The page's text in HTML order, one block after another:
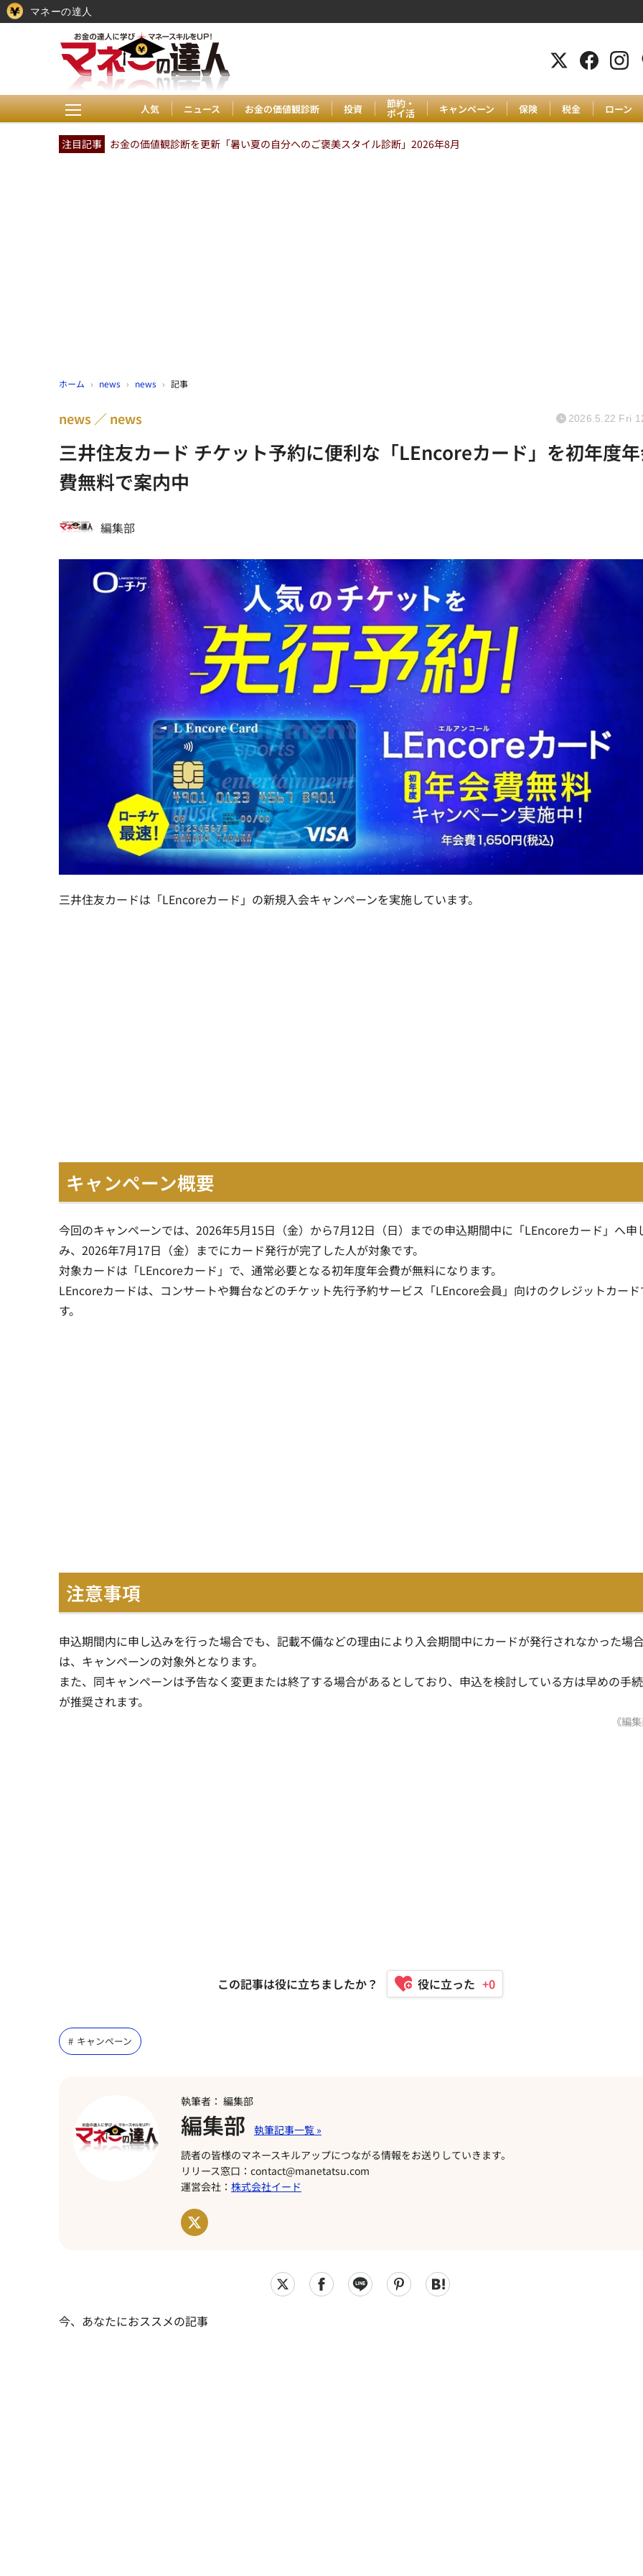
人気 ニュース お金の価値観診断 投資 節約・
ポイ活 キャンペーン 保険 税金 ローン
注目記事 お金の価値観診断を更新「暑い夏の自分へのご褒美スタイル診断」2026年8月
ホーム › news › news › 記事
三井住友カード チケット予約に便利な「LEncoreカード」を初年度
費無料で案内中
news news 2026.5.22 Fri
編集部
三井住友カードは「LEncoreカード」の新規入会キャンペーンを実施しています。
キャンペーン概要
今回のキャンペーンでは、2026年5月15日（金）から7月12日（日）までの申込期間中に「LEncoreカード」へ申
み、2026年7月17日（金）までにカード発行が完了した人が対象です。
対象カードは「LEncoreカード」で、通常必要となる初年度年会費が無料になります。
LEncoreカードは、コンサートや舞台などのチケット先行予約サービス「LEncore会員」向けのクレジットカー
す。
注意事項
申込期間内に申し込みを行った場合でも、記載不備などの理由により入会期間中にカードが発行されなかった場
は、キャンペーンの対象外となります。
また、同キャンペーンは予告なく変更または終了する場合があるとしており、申込を検討している方は早めの手
が推奨されます。
《編
この記事は役に立ちましたか？ +0
キャンペーン
執筆者： 編集部
編集部
読者の皆様のマネースキルアップにつながる情報をお送りしていきます。
リリース窓口：contact@manetatsu.com
運営会社： 株式会社イード
今、あなたにおススメの記事
マネーの達人